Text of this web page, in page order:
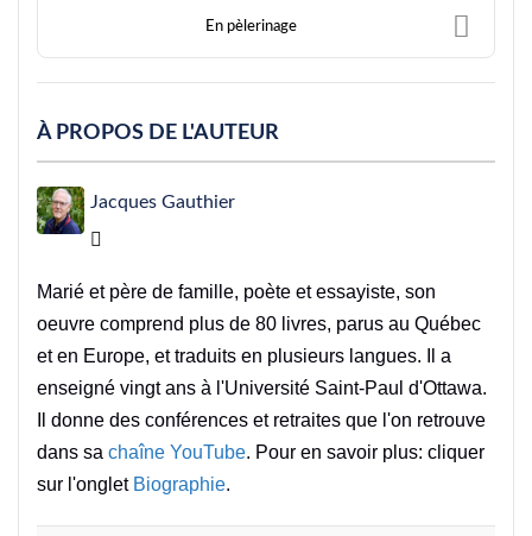
En pèlerinage
À PROPOS DE L'AUTEUR
Jacques Gauthier
Marié et père de famille, poète et essayiste, son
oeuvre comprend plus de 80 livres, parus au Québec
et en Europe, et traduits en plusieurs langues. Il a
enseigné vingt ans à l'Université Saint-Paul d'Ottawa.
Il donne des conférences et retraites que l'on retrouve
dans sa chaîne YouTube. Pour en savoir plus: cliquer
sur l'onglet Biographie.